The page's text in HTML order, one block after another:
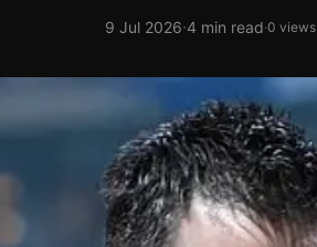
9 Jul 2026·4 min read·0 views